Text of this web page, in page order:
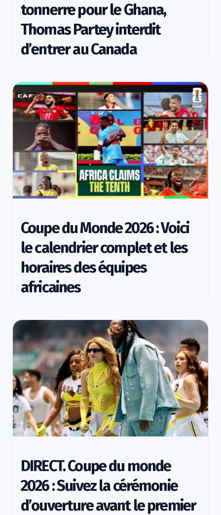
tonnerre pour le Ghana,
Thomas Partey interdit
d’entrer au Canada
Coupe du Monde 2026 : Voici
le calendrier complet et les
horaires des équipes
africaines
DIRECT. Coupe du monde
2026 : Suivez la cérémonie
d’ouverture avant le premier